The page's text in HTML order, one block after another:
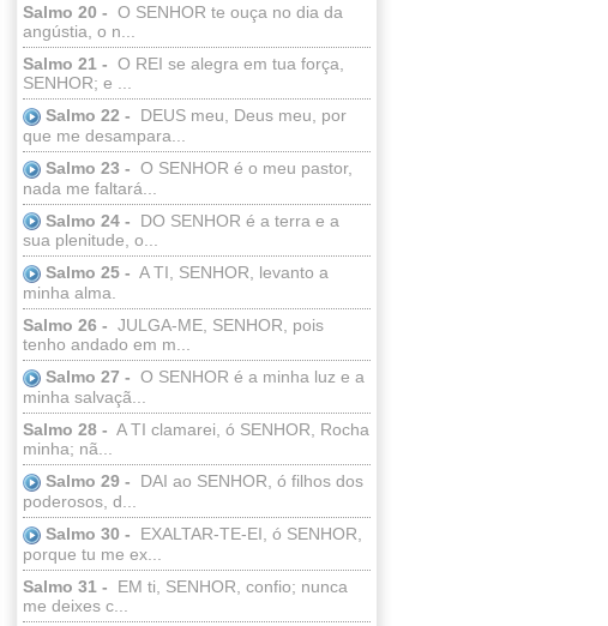
Salmo 20 - O SENHOR te ouça no dia da
angústia, o n...
Salmo 21 - O REI se alegra em tua força,
SENHOR; e ...
Salmo 22 -
DEUS meu, Deus meu, por
que me desampara...
Salmo 23 - O SENHOR é o meu pastor,
nada me faltará...
Salmo 24 -
DO SENHOR é a terra e a
sua plenitude, o...
Salmo 25 - A TI, SENHOR, levanto a
minha alma.
Salmo 26 - JULGA-ME, SENHOR, pois
tenho andado em m...
Salmo 27 - O SENHOR é a minha luz e a
minha salvaçã...
Salmo 28 - A TI clamarei, ó SENHOR, Rocha
minha; nã...
Salmo 29 -
DAI ao SENHOR, ó filhos dos
poderosos, d...
Salmo 30 -
EXALTAR-TE-EI, ó SENHOR,
porque tu me ex...
Salmo 31 -
EM ti, SENHOR, confio; nunca
me deixes c...